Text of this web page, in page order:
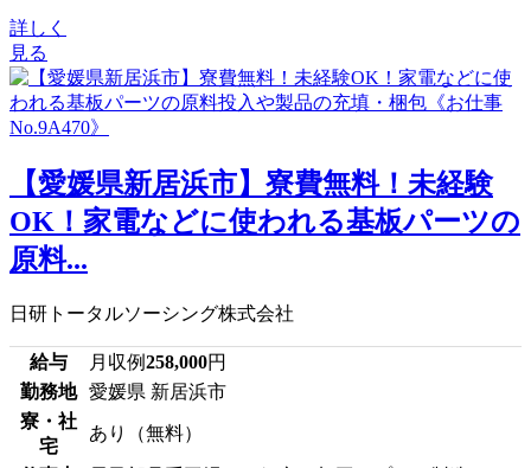
詳しく
見る
【愛媛県新居浜市】寮費無料！未経験
OK！家電などに使われる基板パーツの
原料...
日研トータルソーシング株式会社
給与 月収例258,000円
勤務地 愛媛県 新居浜市
寮・社
宅
あり（無料）